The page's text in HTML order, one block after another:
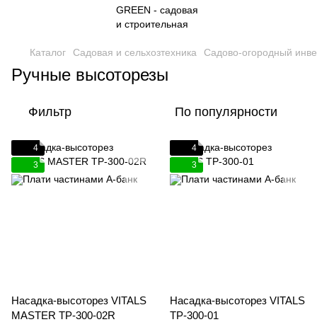
Каталог Садовая и сельхозтехника Садово-огородный
Ручные высоторезы
Фильтр По популярности
4
3
Насадка-высоторез VITALS
MASTER TP-300-02R
4
3
Насадка-высоторез VITALS
TP-300-01